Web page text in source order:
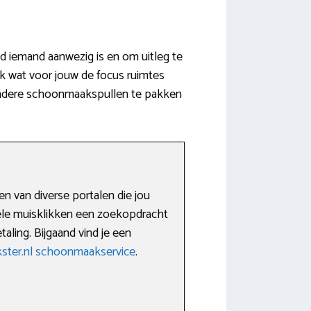
aanwezig is en om uitleg te
wat voor jouw de focus ruimtes
schoonmaakspullen te pakken
van diverse portalen die jou
muisklikken een zoekopdracht
Bijgaand vind je een
schoonmaakservice.